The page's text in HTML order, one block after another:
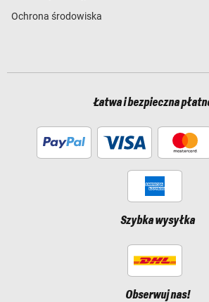
Ochrona środowiska
Łatwa i bezpieczna
Szybka wysyłka
Obserwuj nas!